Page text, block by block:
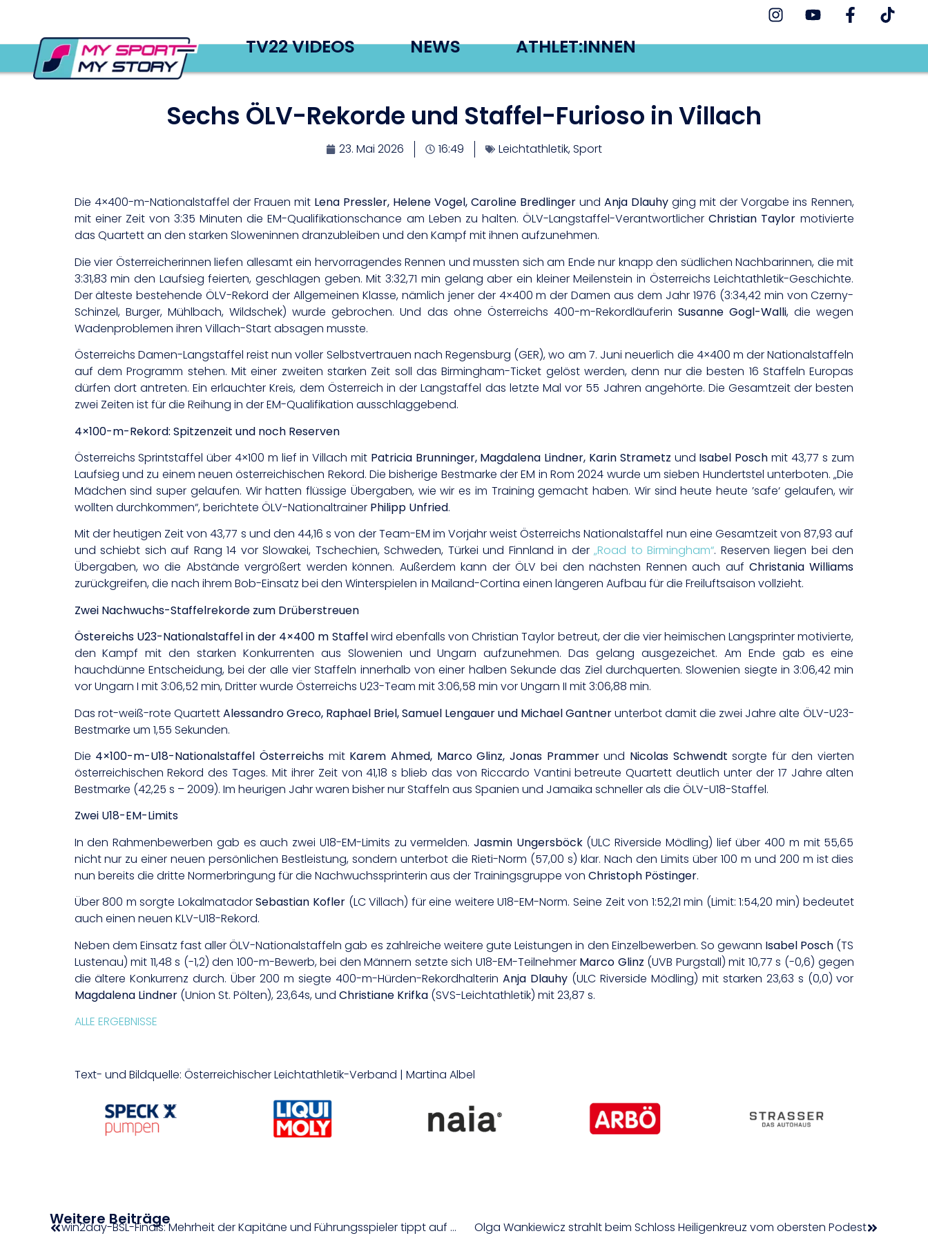
TV22 VIDEOS NEWS ATHLET:INNEN
Sechs ÖLV-Rekorde und Staffel-Furioso in Villach
23. Mai 2026 16:49 Leichtathletik,Sport
Die 4×400-m-Nationalstaffel der Frauen mit Lena Pressler, Helene Vogel, Caroline Bredlinger undAnja Dlauhyging mit der Vorgabe ins Rennen,
mit einer Zeit von 3:35 Minuten die EM-Qualifikationschance am Leben zu halten. ÖLV-Langstaffel-VerantwortlicherChristian Taylor motivierte
das Quartett an den starken Sloweninnen dranzubleiben und den Kampf mit ihnen aufzunehmen.
Die vier Österreicherinnen liefen allesamt ein hervorragendes Rennen und mussten sich am Ende nur knapp den südlichen Nachbarinnen, die mit
3:31,83 min den Laufsieg feierten, geschlagen geben. Mit 3:32,71 min gelang aber ein kleiner Meilenstein in Österreichs Leichtathletik-Geschichte.
Der älteste bestehende ÖLV-Rekord der Allgemeinen Klasse, nämlich jener der 4×400 m der Damen aus dem Jahr 1976 (3:34,42 min von Czerny-
Schinzel, Burger, Mühlbach, Wildschek) wurde gebrochen. Und das ohne Österreichs 400-m-RekordläuferinSusanne Gogl-Walli, die wegen
Wadenproblemen ihren Villach-Start absagen musste.
Österreichs Damen-Langstaffel reist nun voller Selbstvertrauen nach Regensburg (GER), wo am 7. Juni neuerlich die 4×400 m der Nationalstaffeln
auf dem Programm stehen. Mit einer zweiten starken Zeit soll das Birmingham-Ticket gelöst werden, denn nur die besten 16 Staffeln Europas
dürfen dort antreten. Ein erlauchter Kreis, dem Österreich in der Langstaffel das letzte Mal vor 55 Jahren angehörte. Die Gesamtzeit der besten
zwei Zeiten ist für die Reihung in der EM-Qualifikation ausschlaggebend.
4×100-m-Rekord: Spitzenzeit und noch Reserven
Österreichs Sprintstaffel über 4×100 m lief in Villach mit Patricia Brunninger, Magdalena Lindner, Karin Strametz und Isabel Posch mit 43,77 s zum
Laufsieg und zu einem neuen österreichischen Rekord. Die bisherige Bestmarke der EM in Rom 2024 wurde um sieben Hundertstel unterboten. „Die
Mädchen sind super gelaufen. Wir hatten flüssige Übergaben, wie wir es im Training gemacht haben. Wir sind heute heute ’safe‘ gelaufen, wir
wollten durchkommen“, berichtete ÖLV-Nationaltrainer Philipp Unfried.
Mit der heutigen Zeit von 43,77 s und den 44,16 s von der Team-EM im Vorjahr weist Österreichs Nationalstaffel nun eine Gesamtzeit von 87,93 auf
und schiebt sich auf Rang 14 vor Slowakei, Tschechien, Schweden, Türkei und Finnland in der„Road to Birmingham“. Reserven liegen bei den
Übergaben, wo die Abstände vergrößert werden können. Außerdem kann der ÖLV bei den nächsten Rennen auch aufChristania Williams
zurückgreifen, die nach ihrem Bob-Einsatz bei den Winterspielen in Mailand-Cortina einen längeren Aufbau für die Freiluftsaison vollzieht.
Zwei Nachwuchs-Staffelrekorde zum Drüberstreuen
Östereichs U23-Nationalstaffel in der 4×400 m Staffelwird ebenfalls von Christian Taylor betreut, der die vier heimischen Langsprinter motivierte,
den Kampf mit den starken Konkurrenten aus Slowenien und Ungarn aufzunehmen. Das gelang ausgezeichet. Am Ende gab es eine
hauchdünne Entscheidung, bei der alle vier Staffeln innerhalb von einer halben Sekunde das Ziel durchquerten. Slowenien siegte in 3:06,42 min
vor Ungarn I mit 3:06,52 min, Dritter wurde Österreichs U23-Team mit 3:06,58 min vor Ungarn II mit 3:06,88 min.
Das rot-weiß-rote QuartettAlessandro Greco, Raphael Briel, Samuel Lengauer und Michael Gantnerunterbot damit die zwei Jahre alte ÖLV-U23-
Bestmarke um 1,55 Sekunden.
Die 4×100-m-U18-Nationalstaffel Österreichsmit Karem Ahmed, Marco Glinz, Jonas Prammerund Nicolas Schwendt sorgte für den vierten
österreichischen Rekord des Tages. Mit ihrer Zeit von 41,18 s blieb das von Riccardo Vantini betreute Quartett deutlich unter der 17 Jahre alten
Bestmarke (42,25 s – 2009). Im heurigen Jahr waren bisher nur Staffeln aus Spanien und Jamaika schneller als die ÖLV-U18-Staffel.
Zwei U18-EM-Limits
In den Rahmenbewerben gab es auch zwei U18-EM-Limits zu vermelden. Jasmin Ungersböck(ULC Riverside Mödling) lief über 400 m mit 55,65
nicht nur zu einer neuen persönlichen Bestleistung, sondern unterbot die Rieti-Norm (57,00 s) klar. Nach den Limits über 100 m und 200 m ist dies
nun bereits die dritte Normerbringung für die Nachwuchssprinterin aus der Trainingsgruppe von Christoph Pöstinger.
Über 800 m sorgte LokalmatadorSebastian Kofler(LC Villach) für eine weitere U18-EM-Norm. Seine Zeit von 1:52,21 min (Limit: 1:54,20 min) bedeutet
auch einen neuen KLV-U18-Rekord.
Neben dem Einsatz fast aller ÖLV-Nationalstaffeln gab es zahlreiche weitere gute Leistungen in den Einzelbewerben. So gewann Isabel Posch (TS
Lustenau) mit 11,48 s (-1,2) den 100-m-Bewerb, bei den Männern setzte sich U18-EM-Teilnehmer Marco Glinz (UVB Purgstall) mit 10,77 s (-0,6) gegen
die ältere Konkurrenz durch. Über 200 m siegte 400-m-Hürden-RekordhalterinAnja Dlauhy(ULC Riverside Mödling) mit starken 23,63 s (0,0) vor
Magdalena Lindner(Union St. Pölten), 23,64s, und Christiane Krifka(SVS-Leichtathletik) mit 23,87 s.
ALLE ERGEBNISSE
Text- und Bildquelle: Österreichischer Leichtathletik-Verband | Martina Albel
Weitere Beiträge win2day-BSL-Finals: Mehrheit der Kapitäne und Führungsspieler tippt auf Oberwart Olga Wankiewicz strahlt beim Schloss Heiligenkreuz vom obersten Podest